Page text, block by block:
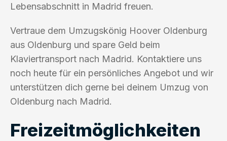
Lebensabschnitt in Madrid freuen.
Vertraue dem Umzugskönig Hoover Oldenburg
aus Oldenburg und spare Geld beim
Klaviertransport nach Madrid. Kontaktiere uns
noch heute für ein persönliches Angebot und wir
unterstützen dich gerne bei deinem Umzug von
Oldenburg nach Madrid.
Freizeitmöglichkeiten